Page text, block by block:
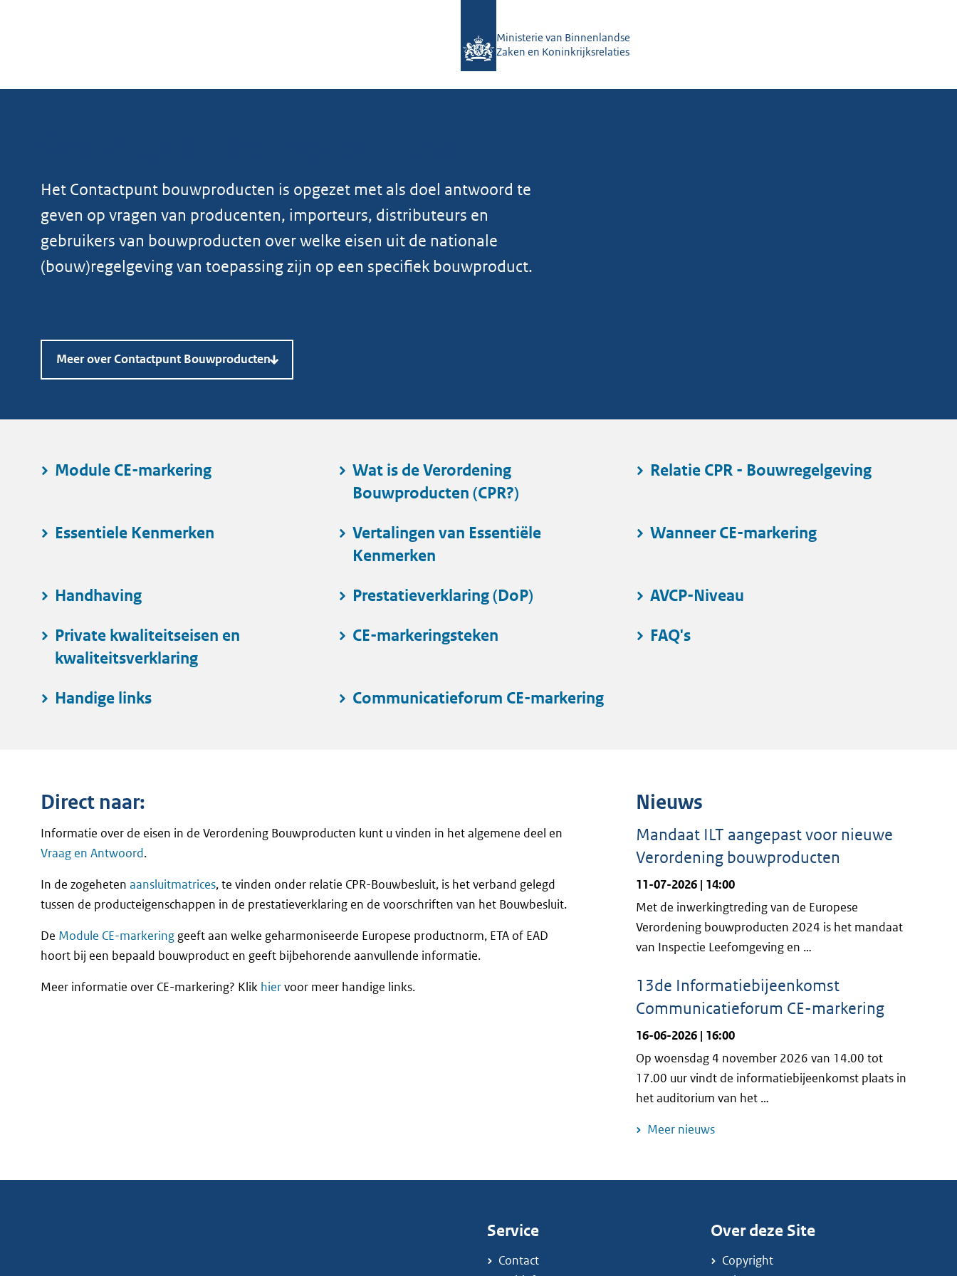
Ministerie van Binnenlandse
Zaken en Koninkrijksrelaties
Het Contactpunt bouwproducten is opgezet met als doel antwoord te
geven op vragen van producenten, importeurs, distributeurs en
gebruikers van bouwproducten over welke eisen uit de nationale
(bouw)regelgeving van toepassing zijn op een specifiek bouwproduct.
Meer over Contactpunt Bouwproducten
Module CE-markering
Wat is de Verordening
Bouwproducten (CPR?)
Relatie CPR - Bouwregelgeving
Essentiele Kenmerken
Vertalingen van Essentiële
Kenmerken
Wanneer CE-markering
Handhaving Prestatieverklaring (DoP)
AVCP-Niveau
Private kwaliteitseisen en
kwaliteitsverklaring
CE-markeringsteken FAQ's
Handige links Communicatieforum CE-markering
Direct naar:
Informatie over de eisen in de Verordening Bouwproducten kunt u vinden in het algemene deel en
Vraag en Antwoord.
In de zogeheten aansluitmatrices, te vinden onder relatie CPR-Bouwbesluit, is het verband gelegd
tussen de producteigenschappen in de prestatieverklaring en de voorschriften van het Bouwbesluit.
De Module CE-markering geeft aan welke geharmoniseerde Europese productnorm, ETA of EAD
hoort bij een bepaald bouwproduct en geeft bijbehorende aanvullende informatie.
Meer informatie over CE-markering? Klik hiervoor meer handige links.
Nieuws
Mandaat ILT aangepast voor nieuwe
Verordening bouwproducten
11-07-2026 | 14:00
Met de inwerkingtreding van de Europese
Verordening bouwproducten 2024 is het mandaat
van Inspectie Leefomgeving en …
13de Informatiebijeenkomst
Communicatieforum CE-markering
16-06-2026 | 16:00
Op woensdag 4 november 2026 van 14.00 tot
17.00 uur vindt de informatiebijeenkomst plaats in
het auditorium van het …
Meer nieuws
Service
Contact
Over deze Site
Copyright